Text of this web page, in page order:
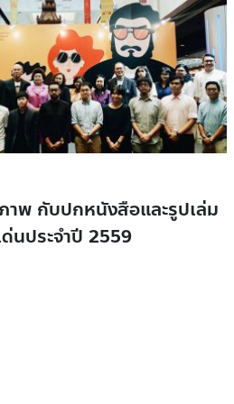
พ กับปกหนังสือและรูปเล่ม
นประจำปี 2559